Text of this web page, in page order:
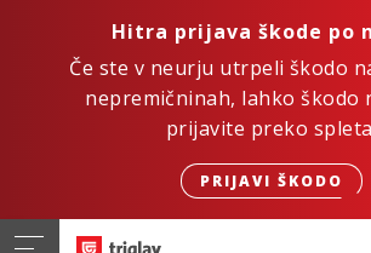
Hitra prijava škode po
Če ste v neurju utrpeli škodo
nepremičninah, lahko škodo
prijavite preko
PRIJAVI ŠKODO